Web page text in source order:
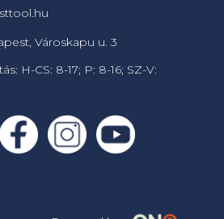
Városkapu u. 3
H-CS: 8-17; P: 8-16; SZ-V: